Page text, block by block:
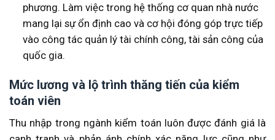
phương. Làm việc trong hệ thống cơ quan nhà nước
mang lại sự ổn định cao và cơ hội đóng góp trực tiếp
vào công tác quản lý tài chính công, tài sản công của
quốc gia.
Mức lương và lộ trình thăng tiến của kiểm
toán viên
Thu nhập trong ngành kiểm toán luôn được đánh giá là